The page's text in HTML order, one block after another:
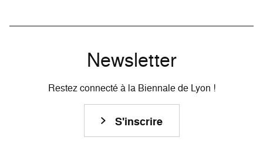
Newsletter
Restez connecté à la Biennale de Lyon !
S'inscrire